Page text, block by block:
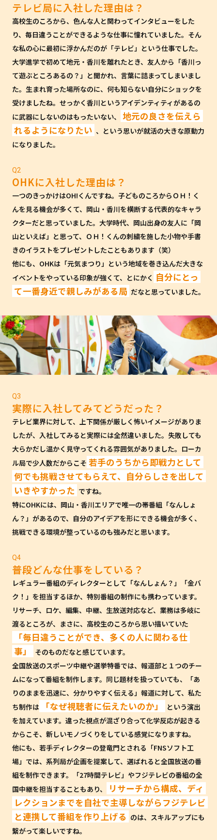
テレビ局に入社した理由は？
高校生のころから、色んな人と関わってインタビューをした
り、毎日違うことができるような仕事に憧れていました。そん
な私の心に最初に浮かんだのが「テレビ」という仕事でした。
大学進学で初めて地元・香川を離れたとき、友人から「香川っ
て遊ぶところあるの？」と聞かれ、言葉に詰まってしまいまし
た。生まれ育った場所なのに、何も知らない自分にショックを
受けましたね。せっかく香川というアイデンティティがあるの
に武器にしないのはもったいない、
地元の良さを伝えら
れるようになりたい 、という思いが就活の大きな原動力
になりました。
Q2
OHKに入社した理由は？
一つのきっかけはOH!くんですね。子どものころからＯＨ！く
んを見る機会が多くて、岡山・香川を横断する代表的なキャラ
クターだと思っていました。大学時代、岡山出身の友人に「岡
山といえば」と思って、ＯＨ！くんの刺繍を施した小物や手書
きのイラストをプレゼントしたこともあります（笑）
他にも、OHKは「元気まつり」という地域を巻き込んだ大きな
イベントをやっている印象が強くて、とにかく 自分にとっ
て一番身近で親しみがある局 だなと思っていました。
Q3
実際に入社してみてどうだった？
テレビ業界に対して、上下関係が厳しく怖いイメージがありま
したが、入社してみると実際には全然違いました。失敗しても
大らかだし温かく見守ってくれる雰囲気がありました。ローカ
ル局で少人数だからこそ 若手のうちから即戦力として
何でも挑戦させてもらえて、自分らしさを出して
いきやすかった ですね。
特にOHKには、岡山・香川エリアで唯一の帯番組「なんしょ
ん？」があるので、自分のアイデアを形にできる機会が多く、
挑戦できる環境が整っているのも強みだと思います。
Q4
普段どんな仕事をしている？
レギュラー番組のディレクターとして「なんしょん？」「金バ
ク！」を担当するほか、特別番組の制作にも携わっています。
リサーチ、ロケ、編集、中継、生放送対応など、業務は多岐に
渡るところが、まさに、高校生のころから思い描いていた
「毎日違うことができ、多くの人に関わる仕
事」
そのものだなと感じています。
全国放送のスポーツ中継や選挙特番では、報道部と１つのチー
ムになって番組を制作します。同じ題材を扱っていても、「あ
りのままを迅速に、分かりやすく伝える」報道に対して、私た
ち制作は
「なぜ視聴者に伝えたいのか」
という演出
を加えています。違った視点が混ざり合って化学反応が起きる
からこそ、新しいモノづくりをしている感覚になりますね。
他にも、若手ディレクターの登竜門とされる「FNSソフト工
場」では、系列局が企画を提案して、選ばれると全国放送の番
組を制作できます。「27時間テレビ」やフジテレビの番組の全
国中継を担当することもあり、
リサーチから構成、ディ
レクションまでを自社で主導しながらフジテレビ
と連携して番組を作り上げる のは、スキルアップにも
繋がって楽しいですね。